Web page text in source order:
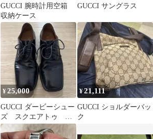
GUCCI 腕時計用空箱
収納ケース
GUCCI サングラス
¥25,000
GUCCI ダービーシュー
ズ スクエアトゥ レ
ザー archive
¥21,111
GUCCI ショルダーバッ
ク